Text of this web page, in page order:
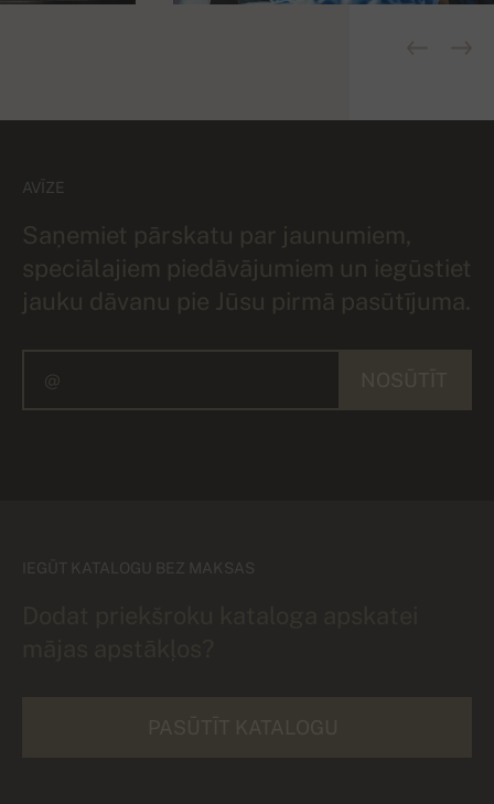
AVĪZE
Saņemiet pārskatu par jaunumiem,
speciālajiem piedāvājumiem un iegūstiet
jauku dāvanu pie Jūsu pirmā pasūtījuma.
IEGŪT KATALOGU BEZ MAKSAS